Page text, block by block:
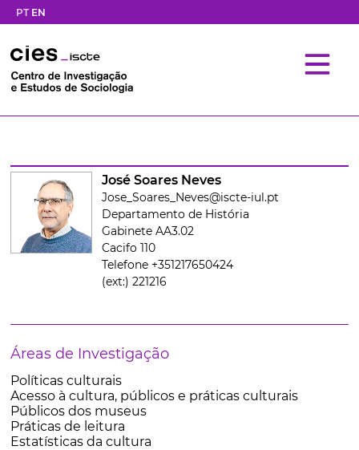
PT EN
José Soares Neves
Jose_Soares_Neves@iscte-iul.pt
Departamento de História
Gabinete AA3.02
Cacifo 110
Telefone +351217650424
(ext:) 221216
Áreas de Investigação
Políticas culturais
Acesso à cultura, públicos e práticas culturais
Públicos dos museus
Práticas de leitura
Estatísticas da cultura